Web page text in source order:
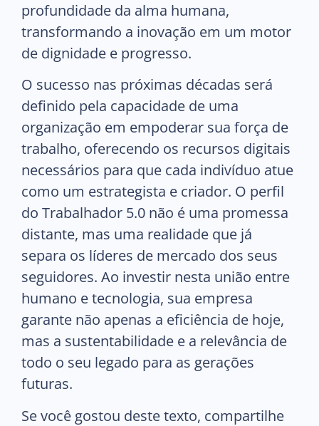
profundidade da alma humana,
transformando a inovação em um motor
de dignidade e progresso.
O sucesso nas próximas décadas será
definido pela capacidade de uma
organização em empoderar sua força de
trabalho, oferecendo os recursos digitais
necessários para que cada indivíduo atue
como um estrategista e criador. O perfil
do Trabalhador 5.0 não é uma promessa
distante, mas uma realidade que já
separa os líderes de mercado dos seus
seguidores. Ao investir nesta união entre
humano e tecnologia, sua empresa
garante não apenas a eficiência de hoje,
mas a sustentabilidade e a relevância de
todo o seu legado para as gerações
futuras.
Se você gostou deste texto, compartilhe